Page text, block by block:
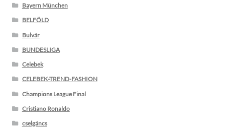
Bayern München
BELFÖLD
Bulvár
BUNDESLIGA
Celebek
CELEBEK-TREND-FASHION
Champions League Final
Cristiano Ronaldo
cselgáncs